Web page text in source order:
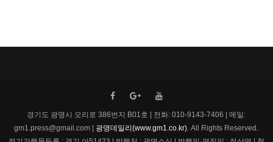
경기도 광명시 오리로 386번지 B01호 | 전화: 010-9143-7406 | 메일:
gm1.press@gmail.com | 광명데일리(www.gm1.co.kr) . All Rights Reserved.